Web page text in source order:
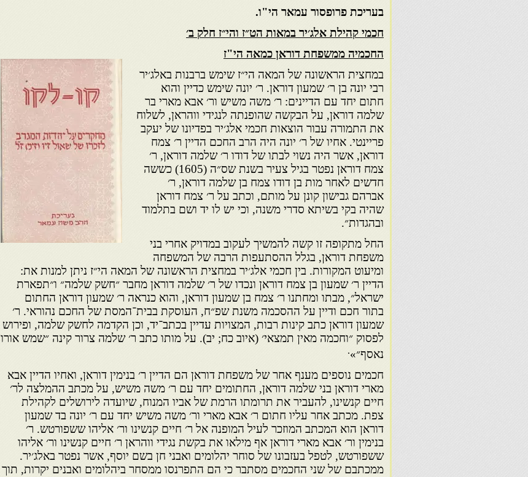
בעריכת פרופסור עמאר הי"ו.
חכמי קהילת אלג׳יר במאות הט״ז והי״ז חלק ב׳
החכמיה ממשפחת דוראן כמאה הי"ז
במחצית הראשונה של המאה הי״ז שימש ברבנות באלג׳יר
רבי יונה בן ר׳ שמעון דוראן. ר׳ יונה שימש כדיין והוא
חתום יחד עם הדיינים: ר׳ משה משיש ור׳ אבא מארי בר
שלמה דוראן, על הבקשה שהופנתה לנגידי ווהראן, לשלוח
את התמורה עבור הוצאות חכמי אלג׳יר בפדיונו של יעקב
פריינטי. אחיו של ר׳ יונה היה הרב החכם הדיין ר׳ צמח
דוראן, אשר היה נשוי לבתו של דודו ר׳ שלמה דוראן, ר׳
צמח דוראן נפטר בגיל צעיר בשנת שס״ה (1605) כששה
חדשים לאחר מות בן דודו צמח בן שלמה דוראן, ר׳
אברהם גבישון קונן על מותם, וכתב על ר׳ צמח דוראן
שהיה בקי בשיתא סדרי משנה, וכי יש לו יד ושם בתלמוד
ובהגדות״.
החל מתקופה זו קשה להמשיך לעקוב במדויק אחרי בני
משפחת דוראן, בגלל ההסתעפות הרבה של המשפחה
ומיעוט המקורות. בין חכמי אלג׳יר במחצית הראשונה של המאה הי״ז ניתן למנות את:
הדיין ר׳ שמעון בן צמח דוראן ונכדו של ר׳ שלמה דוראן מחבר ״חשק שלמה״ ו״תפארת
ישראל״, מבתו ומחתנו ר׳ צמח בן שמעון דוראן, והוא כנראה ר׳ שמעון דוראן החתום
בתור חכם ודיין על ההסכמה משנת שפ״ח, העוסקת בבית־המסת של החכם נהוראי. ר׳
שמעון דוראן כתב קינות רבות, המצויות עדיין בכתב־יד, וכן הקדמה לחשק שלמה, ופירוש
לפסוק ״וחכמה מאין תמצאי׳ (איוב כח; יב). על מותו כתב ר׳ שלמה צרור קינה ״שמש אורו
נאסף״».
חכמים נוספים מענף אחר של משפחת דוראן הם הדיין ר׳ בנימין דוראן, ואחיו הדיין אבא
מארי דוראן בני שלמה דוראן, החתומים יחד עם ר׳ משה משיש, על מכתב ההמלצה לר׳
חיים קנשינו, להעביר את תרומתו הרמת של אביו המנוח, שיועדה לירושלים לקהילת
צפת. מכתב אחר עליו חתום ר׳ אבא מארי ור׳ משה משיש יחד עם ר׳ יונה בד שמעון
דוראן הוא המכתב המוזכר לעיל המופנה אל ר׳ חיים קנשינו ור׳ אליהו ששפורטש. ר׳
בנימין ור׳ אבא מארי דוראן אף מילאו את בקשת נגידי ווהראן ר׳ חיים קנשינו ור׳ אליהו
ששפורטש, לטפל בעזבונו של סוחר יהלומים ואבני חן בשם יוסף, אשר נפטר באלג׳יר.
ממכתבם של שני החכמים מסתבר כי הם התפרנסו ממסחר ביהלומים ואבנים יקרות, תוך